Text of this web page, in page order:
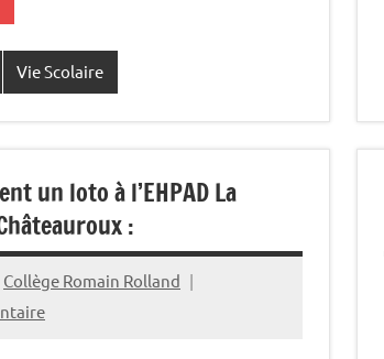
Vie Scolaire
un loto à l’EHPAD La
:
Collège Romain Rolland